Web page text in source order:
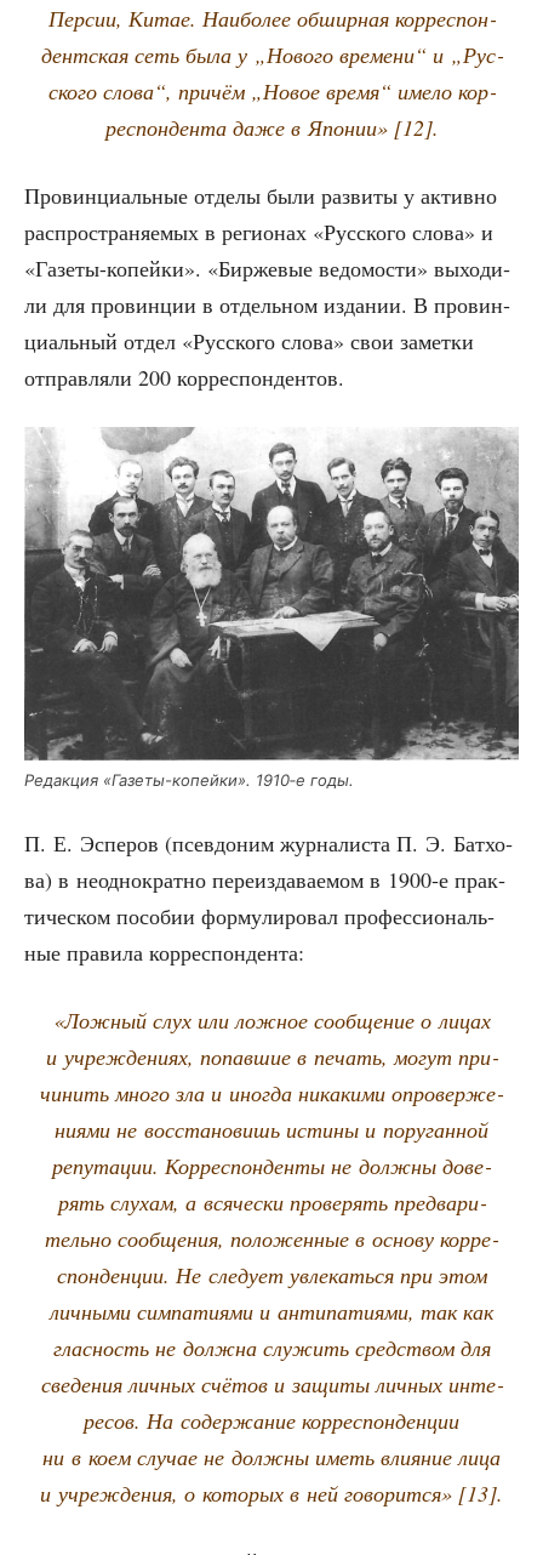
Пер­сии, Китае. Наи­бо­лее обшир­ная кор­ре­спон­
дент­ская сеть была у „Ново­го вре­ме­ни“ и „Рус­
ско­го сло­ва“, при­чём „Новое вре­мя“ име­ло кор­
ре­спон­ден­та даже в Япо­нии» [12].
Про­вин­ци­аль­ные отде­лы были раз­ви­ты у актив­но
рас­про­стра­ня­е­мых в реги­о­нах «Рус­ско­го сло­ва» и
«Газе­ты-копей­ки». «Бир­же­вые ведо­мо­сти» выхо­ди­
ли для про­вин­ции в отдель­ном изда­нии. В про­вин­
ци­аль­ный отдел «Рус­ско­го сло­ва» свои замет­ки
отправ­ля­ли 200 корреспондентов.
Редак­ция «Газе­ты-копей­ки». 1910‑е годы.
П. Е. Эспе­ров (псев­до­ним жур­на­ли­ста П. Э. Батхо­
ва) в неод­но­крат­но пере­из­да­ва­е­мом в 1900‑е прак­
ти­че­ском посо­бии фор­му­ли­ро­вал про­фес­си­о­наль­
ные пра­ви­ла корреспондента:
«Лож­ный слух или лож­ное сооб­ще­ние о лицах
и учре­жде­ни­ях, попав­шие в печать, могут при­
чи­нить мно­го зла и ино­гда ника­ки­ми опро­вер­же­
ни­я­ми не вос­ста­но­вишь исти­ны и пору­ган­ной
репу­та­ции. Кор­ре­спон­ден­ты не долж­ны дове­
рять слу­хам, а вся­че­ски про­ве­рять пред­ва­ри­
тель­но сооб­ще­ния, поло­жен­ные в осно­ву кор­ре­
спон­ден­ции. Не сле­ду­ет увле­кать­ся при этом
лич­ны­ми сим­па­ти­я­ми и анти­па­ти­я­ми, так как
глас­ность не долж­на слу­жить сред­ством для
све­де­ния лич­ных счё­тов и защи­ты лич­ных инте­
ре­сов. На содер­жа­ние кор­ре­спон­ден­ции
ни в коем слу­чае не долж­ны иметь вли­я­ние лица
и учре­жде­ния, о кото­рых в ней гово­рит­ся» [13].